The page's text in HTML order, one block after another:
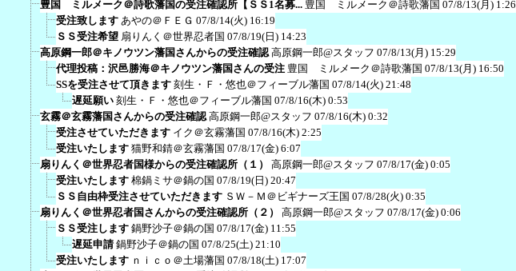
豊国 ミルメーク＠詩歌藩国の受注確認所【ＳＳ1名募... 豊国 ミルメーク＠詩歌藩国 07/8/13(月) 1:26
受注致します あやの＠ＦＥＧ 07/8/14(火) 16:19
ＳＳ受注希望 扇りんく＠世界忍者国 07/8/19(日) 14:23
高原鋼一郎＠キノウツン藩国さんからの受注確認 高原鋼一郎@スタッフ 07/8/13(月) 15:29
代理投稿：沢邑勝海＠キノウツン藩国さんの受注 豊国 ミルメーク＠詩歌藩国 07/8/13(月) 16:50
SSを受注させて頂きます 刻生・Ｆ・悠也＠フィーブル藩国 07/8/14(火) 21:48
遅延願い 刻生・Ｆ・悠也＠フィーブル藩国 07/8/16(木) 0:53
玄霧＠玄霧藩国さんからの受注確認 高原鋼一郎@スタッフ 07/8/16(木) 0:32
受注させていただきます イク＠玄霧藩国 07/8/16(木) 2:25
受注いたします 猫野和錆＠玄霧藩国 07/8/17(金) 6:07
扇りんく＠世界忍者国様からの受注確認所（１）
高原鋼一郎@スタッフ 07/8/17(金) 0:05
受注いたします 棉鍋ミサ＠鍋の国 07/8/19(日) 20:47
ＳＳ自由枠受注させていただきます ＳＷ－Ｍ＠ビギナーズ王国 07/8/28(火) 0:35
扇りんく＠世界忍者国さんからの受注確認所（２）
高原鋼一郎@スタッフ 07/8/17(金) 0:06
ＳＳ受注します 鍋野沙子＠鍋の国 07/8/17(金) 11:55
遅延申請 鍋野沙子＠鍋の国 07/8/25(土) 21:10
受注いたします ｎｉｃｏ＠土場藩国 07/8/18(土) 17:07